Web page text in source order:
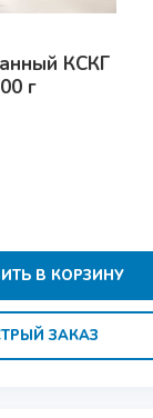
КСКГ
г
В КОРЗИНУ
ЗАКАЗ